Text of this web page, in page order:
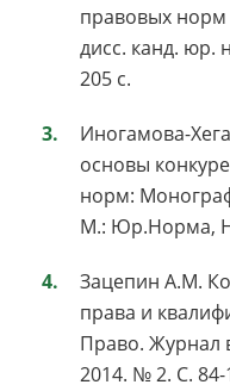
правовых норм
дисс. канд. юр.
205 с.
Иногамова-
основы
норм:
М.: Юр.Норма,
Зацепин А.М.
права и
Право. Журнал
2014. № 2. С. 84-